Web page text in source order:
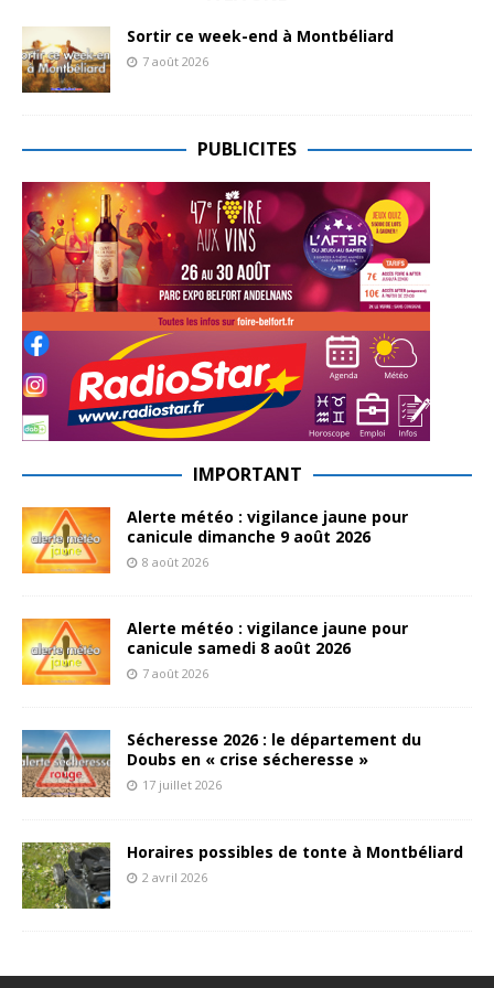
Sortir ce week-end à Montbéliard
7 août 2026
PUBLICITES
IMPORTANT
Alerte météo : vigilance jaune pour
canicule dimanche 9 août 2026
8 août 2026
Alerte météo : vigilance jaune pour
canicule samedi 8 août 2026
7 août 2026
Sécheresse 2026 : le département du
Doubs en « crise sécheresse »
17 juillet 2026
Horaires possibles de tonte à Montbéliard
2 avril 2026